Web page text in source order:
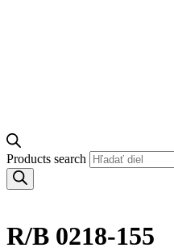
Products search
R/B 0218-155